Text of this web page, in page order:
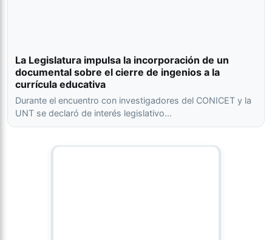
La Legislatura impulsa la incorporación de un
documental sobre el cierre de ingenios a la
currícula educativa
Durante el encuentro con investigadores del CONICET y la
UNT se declaró de interés legislativo…